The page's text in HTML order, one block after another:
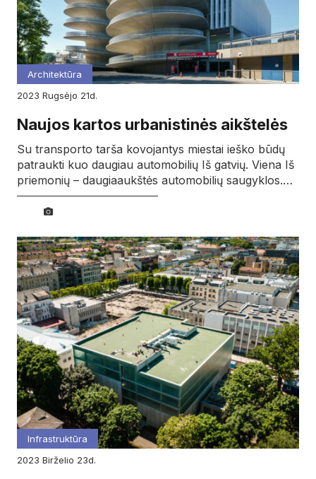
Architektūra
2023
rugsėjo 21d.
Naujos kartos urbanistinės aikštelės
Su transporto tarša kovojantys miestai ieško būdų
patraukti kuo daugiau automobilių Iš gatvių. Viena Iš
priemonių – daugiaaukštės automobilių saugyklos.…
Infrastruktūra
2023
birželio 23d.